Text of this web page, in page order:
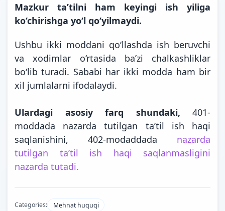
Mazkur ta’tilni ham keyingi ish yiliga
ko‘chirishga yo‘l qo‘yilmaydi.
Ushbu ikki moddani qo‘llashda ish beruvchi
va xodimlar o‘rtasida ba’zi chalkashliklar
bo‘lib turadi. Sababi har ikki modda ham bir
xil jumlalarni ifodalaydi.
Ulardagi asosiy farq shundaki, 401-
moddada nazarda tutilgan ta’til ish haqi
saqlanishini, 402-modaddada nazarda
tutilgan ta’til ish haqi saqlanmasligini
nazarda tutadi.
Categories: Mehnat huquqi